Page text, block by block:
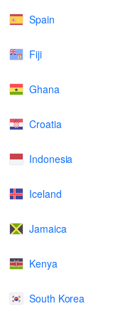
Spain
Fiji
Ghana
Croatia
Indonesia
Iceland
Jamaica
Kenya
South Korea